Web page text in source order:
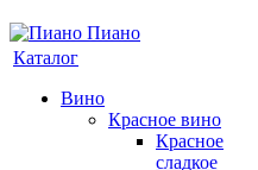
Каталог
Вино
Красное вино
Красное
сладкое